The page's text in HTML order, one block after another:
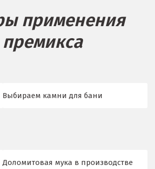
применения
премикса
Выбираем камни для бани
Доломитовая мука в производстве